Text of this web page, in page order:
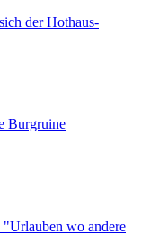
der Hothaus-
Burgruine
wo andere